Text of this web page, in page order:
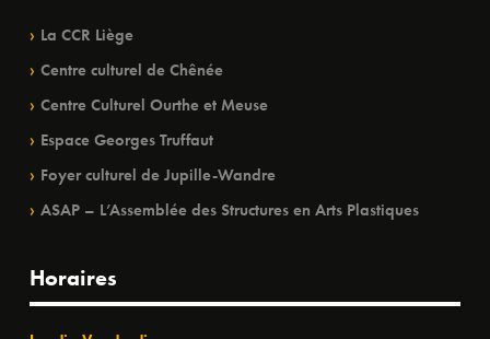
La CCR Liège
Centre culturel de Chênée
Centre Culturel Ourthe et Meuse
Espace Georges Truffaut
Foyer culturel de Jupille-Wandre
ASAP – L’Assemblée des Structures en Arts Plastiques
Horaires